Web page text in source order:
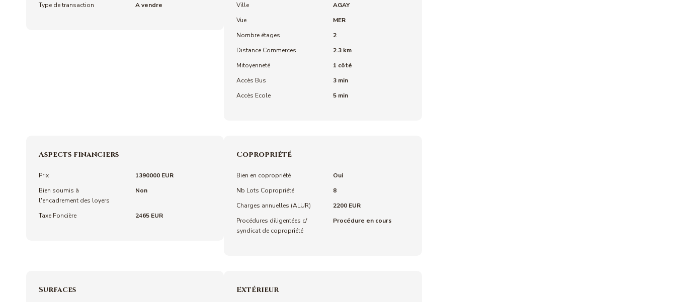
Type de transaction
A vendre
Ville
AGAY
Vue
MER
Nombre étages
2
Distance Commerces
2.3 km
Mitoyenneté
1 côté
Accès Bus
3 min
Accès Ecole
5 min
Aspects financiers
Prix
1390000 EUR
Bien soumis à
l'encadrement des loyers
Non
Taxe Foncière 2465 EUR
Copropriété
Bien en copropriété
Oui
Nb Lots Copropriété
8
Charges annuelles (ALUR)
2200 EUR
Procédures diligentées c/
syndicat de copropriété
Procédure en cours
Surfaces Extérieur